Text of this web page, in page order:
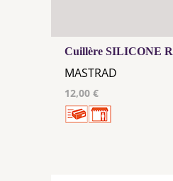
Cuillère SILICONE
MASTRAD
12,00 €